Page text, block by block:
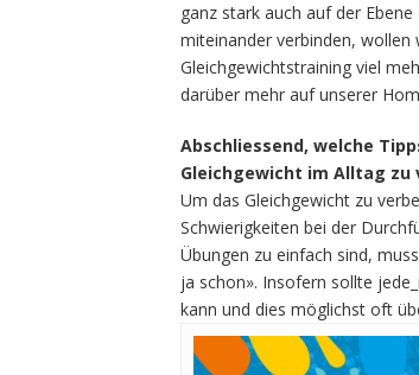
ganz stark auch auf der
miteinander verbinden, wollen
Gleichgewichtstraining viel
darüber mehr auf unserer
Abschliessend, welche
Gleichgewicht im Alltag zu
Um das Gleichgewicht zu
Schwierigkeiten bei der
Übungen zu einfach sind,
ja schon». Insofern sollte
kann und dies möglichst oft